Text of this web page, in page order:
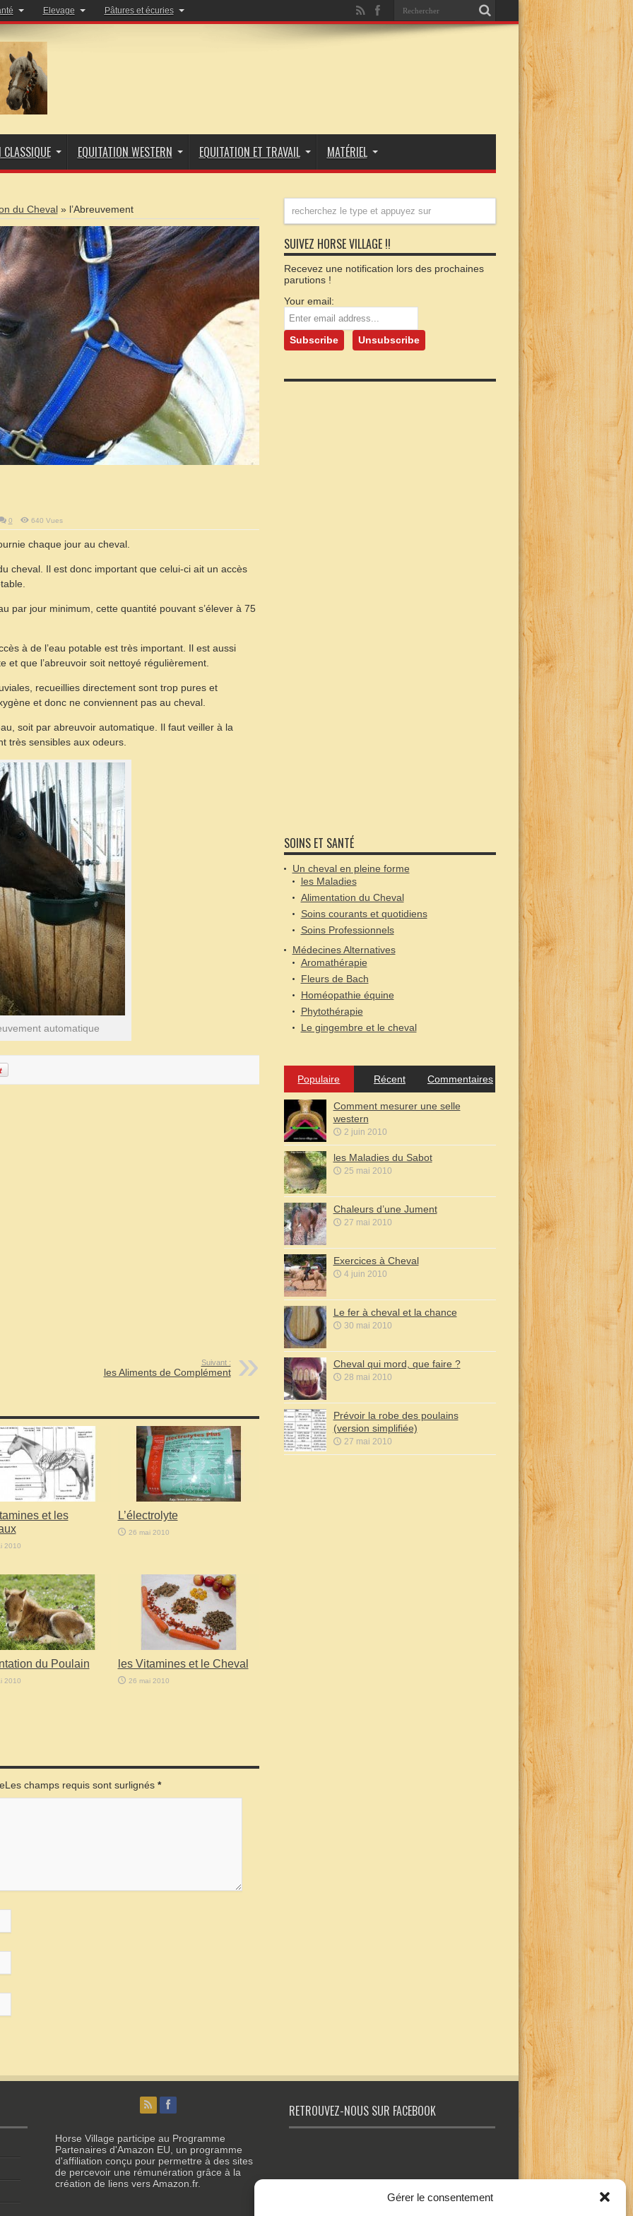
Gérer le consentement
Elevage Pâtures et écuries
EQUITATION WESTERN EQUITATION ET TRAVAIL MATÉRIEL
du Cheval » l’Abreuvement
0 640 Vues
chaque jour au cheval.
cheval. Il est donc important que celui-ci ait un accès
par jour minimum, cette quantité pouvant s’élever à 75
à de l’eau potable est très important. Il est aussi
et que l’abreuvoir soit nettoyé régulièrement.
recueillies directement sont trop pures et
et donc ne conviennent pas au cheval.
soit par abreuvoir automatique. Il faut veiller à la
très sensibles aux odeurs.
automatique
Suivant :
les Aliments de Complément
et les
2010
L’électrolyte
26 mai 2010
du Poulain
2010
les Vitamines et le Cheval
26 mai 2010
champs requis sont surlignés *
SUIVEZ HORSE VILLAGE !!
Recevez une notification lors des prochaines
parutions !
Your email:
SOINS ET SANTÉ
Un cheval en pleine forme
les Maladies
Alimentation du Cheval
Soins courants et quotidiens
Soins Professionnels
Médecines Alternatives
Aromathérapie
Fleurs de Bach
Homéopathie équine
Phytothérapie
Le gingembre et le cheval
Populaire Récent Commentaires
Comment mesurer une selle
western
2 juin 2010
les Maladies du Sabot
25 mai 2010
Chaleurs d’une Jument
27 mai 2010
Exercices à Cheval
4 juin 2010
Le fer à cheval et la chance
30 mai 2010
Cheval qui mord, que faire ?
28 mai 2010
Prévoir la robe des poulains
(version simplifiée)
27 mai 2010
Horse Village participe au Programme
Partenaires d'Amazon EU, un programme
d'affiliation conçu pour permettre à des sites
de percevoir une rémunération grâce à la
création de liens vers Amazon.fr.
RETROUVEZ-NOUS SUR FACEBOOK